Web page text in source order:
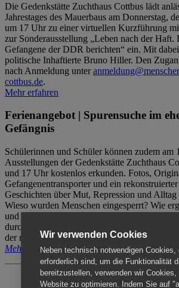
Die Gedenkstätte Zuchthaus Cottbus lädt
Jahrestages des Mauerbaus am Donnerstag,
um 17 Uhr zu einer virtuellen Kurzführung
zur Sonderausstellung „Leben nach der Haft.
Gefangene der DDR berichten“ ein. Mit
politische Inhaftierte Bruno Hiller. Den
nach Anmeldung unter
cottbus.de.
Mehr erfahren
Ferienangebot | Spurensuche im
Gefängnis
Schülerinnen und Schüler können zudem am
Ausstellungen der Gedenkstätte Zuchthaus
und 17 Uhr kostenlos erkunden. Fotos,
Gefangenentransporter und ein
Geschichten über Mut, Repression und
Wieso wurden Menschen eingesperrt? Wie
und nach der Haft? Der Besuch erfolgt
durch das Menschenrechtszentrum Cottbus.
der reguläre Eintritt (8€ / ermäßigt 5€).
Mehr erfahren
Wir verwenden Cookies
Neben technisch notwendigen Cookies,
erforderlich sind, um die Funktionalität
bereitzustellen, verwenden wir
Website zu optimieren. Indem Sie auf